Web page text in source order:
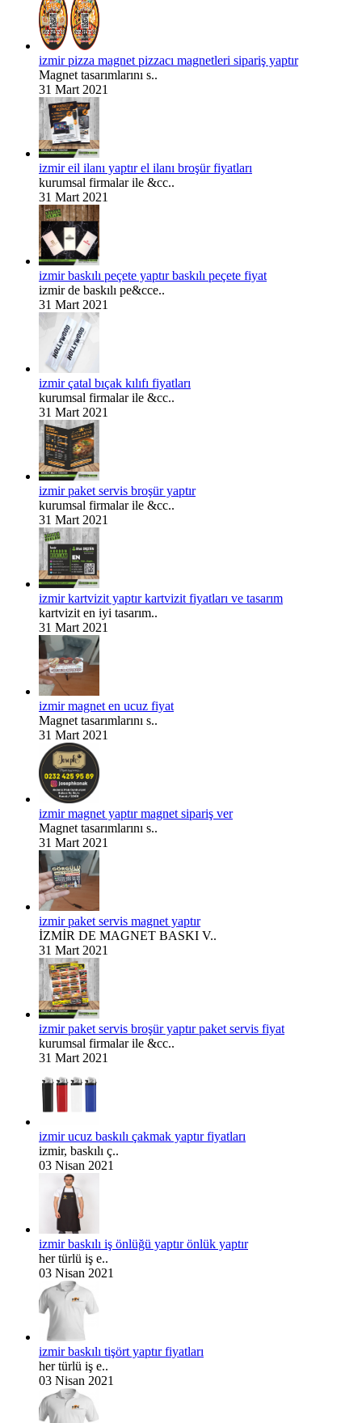
izmir pizza magnet pizzacı magnetleri sipariş yaptır
Magnet tasarımlarını s..
31 Mart 2021
izmir eil ilanı yaptır el ilanı broşür fiyatları
kurumsal firmalar ile &cc..
31 Mart 2021
izmir baskılı peçete yaptır baskılı peçete fiyat
izmir de baskılı pe&cce..
31 Mart 2021
izmir çatal bıçak kılıfı fiyatları
kurumsal firmalar ile &cc..
31 Mart 2021
izmir paket servis broşür yaptır
kurumsal firmalar ile &cc..
31 Mart 2021
izmir kartvizit yaptır kartvizit fiyatları ve tasarım
kartvizit en iyi tasarım..
31 Mart 2021
izmir magnet en ucuz fiyat
Magnet tasarımlarını s..
31 Mart 2021
izmir magnet yaptır magnet sipariş ver
Magnet tasarımlarını s..
31 Mart 2021
izmir paket servis magnet yaptır
İZMİR DE MAGNET BASKI V..
31 Mart 2021
izmir paket servis broşür yaptır paket servis fiyat
kurumsal firmalar ile &cc..
31 Mart 2021
izmir ucuz baskılı çakmak yaptır fiyatları
izmir, baskılı ç..
03 Nisan 2021
izmir baskılı iş önlüğü yaptır önlük yaptır
her türlü iş e..
03 Nisan 2021
izmir baskılı tişört yaptır fiyatları
her türlü iş e..
03 Nisan 2021